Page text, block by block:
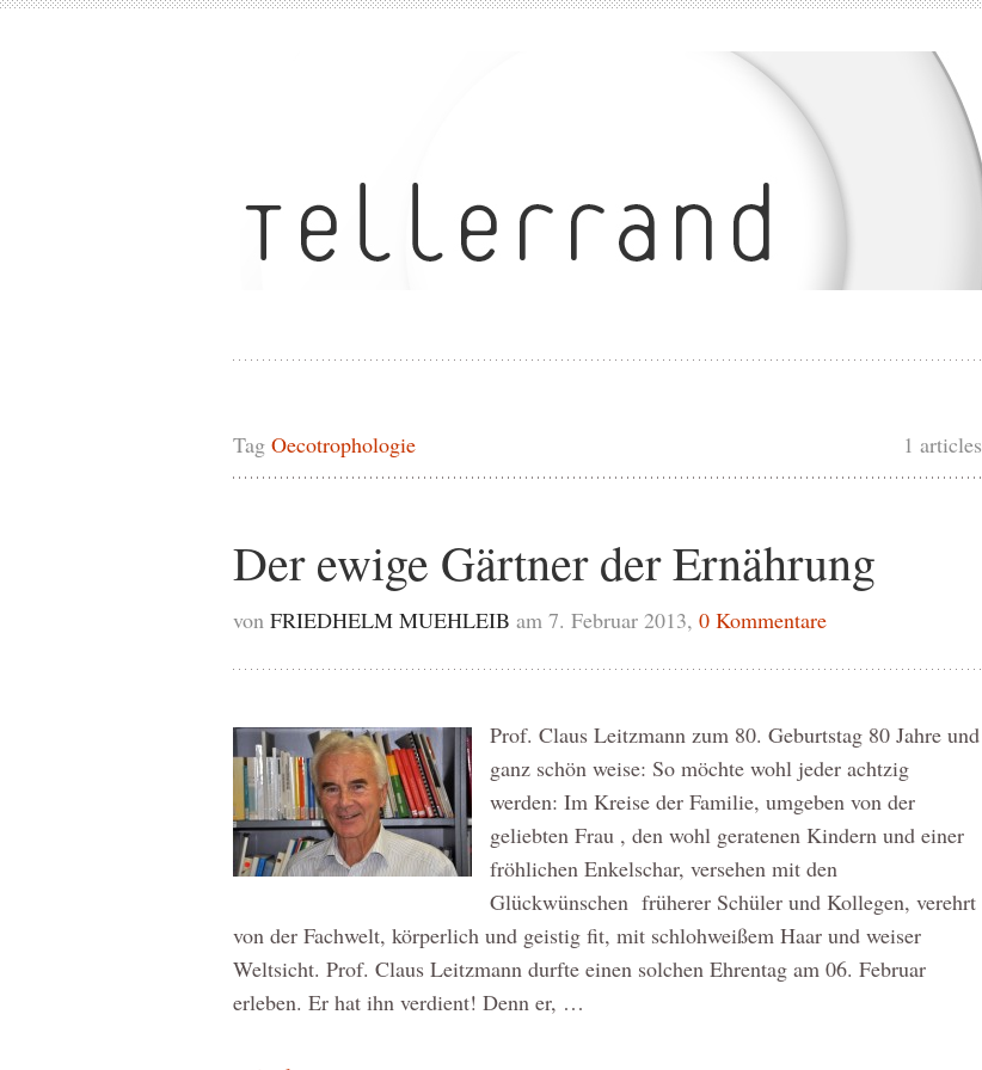
1 articles
Tag Oecotrophologie
Der ewige Gärtner der Ernährung
von FRIEDHELM MUEHLEIB am 7. Februar 2013, 0 Kommentare
Prof. Claus Leitzmann zum 80. Geburtstag 80 Jahre und
ganz schön weise: So möchte wohl jeder achtzig
werden: Im Kreise der Familie, umgeben von der
geliebten Frau , den wohl geratenen Kindern und einer
fröhlichen Enkelschar, versehen mit den
Glückwünschen früherer Schüler und Kollegen, verehrt
von der Fachwelt, körperlich und geistig fit, mit schlohweißem Haar und weiser
Weltsicht. Prof. Claus Leitzmann durfte einen solchen Ehrentag am 06. Februar
erleben. Er hat ihn verdient! Denn er, …